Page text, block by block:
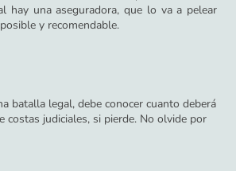
hay una aseguradora, que lo va a pelear
y recomendable.
batalla legal, debe conocer cuanto deberá
costas judiciales, si pierde. No olvide por